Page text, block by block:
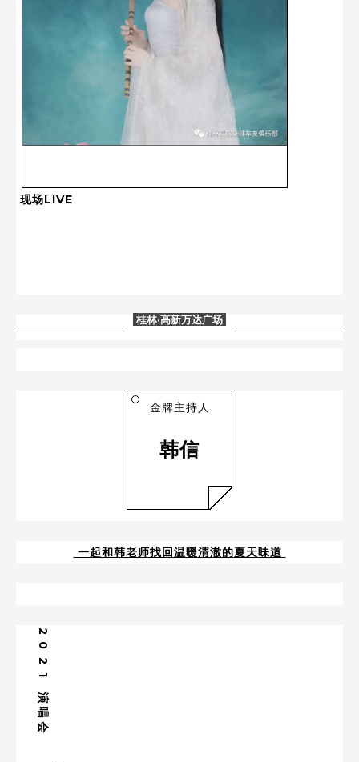
现场LIVE
桂林·高新万达广场
金牌主持人
韩信
一起和韩老师找回温暖清澈的夏天味道
2
0
2
1
演
唱
会